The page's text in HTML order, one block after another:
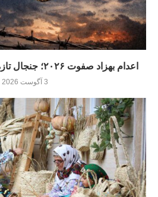
اعدام بهزاد صفوت ۲۰۲۶؛ جنجال تازه حقوق بشری در ایران
3 آگوست 2026